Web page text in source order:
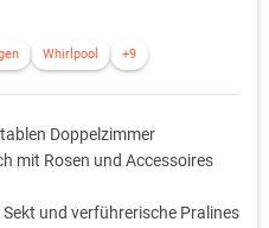
Whirlpool +9
Doppelzimmer
mit Rosen und Accessoires
und verführerische Pralines